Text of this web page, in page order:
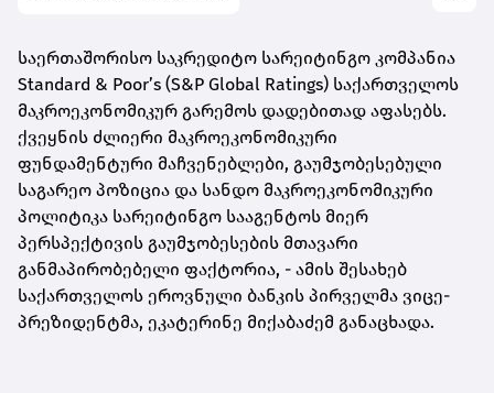
საერთაშორისო საკრედიტო სარეიტინგო კომპანია
Standard & Poor’s (S&P Global Ratings) საქართველოს
მაკროეკონომიკურ გარემოს დადებითად აფასებს.
ქვეყნის ძლიერი მაკროეკონომიკური
ფუნდამენტური მაჩვენებლები, გაუმჯობესებული
საგარეო პოზიცია და სანდო მაკროეკონომიკური
პოლიტიკა სარეიტინგო სააგენტოს მიერ
პერსპექტივის გაუმჯობესების მთავარი
განმაპირობებელი ფაქტორია, - ამის შესახებ
საქართველოს ეროვნული ბანკის პირველმა ვიცე-
პრეზიდენტმა, ეკატერინე მიქაბაძემ განაცხადა.